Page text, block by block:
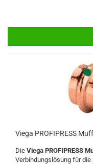
Viega PROFIPRESS
Die Viega PROFIPRESS
Verbindungslösung für